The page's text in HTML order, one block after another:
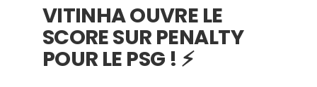
VITINHA OUVRE LE
SCORE SUR PENALTY
POUR LE PSG ! ⚡️